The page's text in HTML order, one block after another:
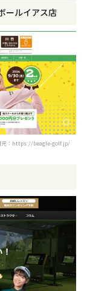
ールイアス店
元：https://beagle-golf.jp/